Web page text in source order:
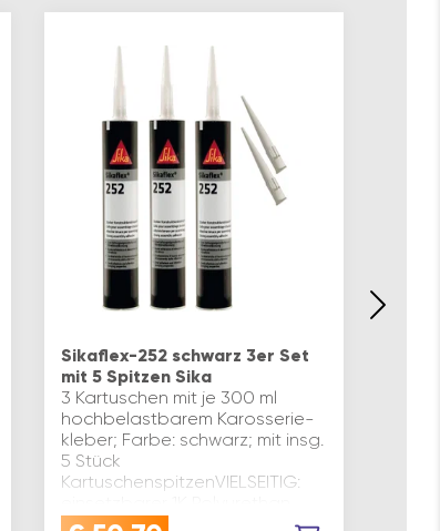
Sikaflex-252 schwarz 3er Set
mit 5 Spitzen Sika
3 Kartuschen mit je 300 ml
hochbelastbarem Karosserie-
kleber; Farbe: schwarz; mit insg.
5 Stück
KartuschenspitzenVIELSEITIG:
Konstruktionsklebstoff.VORTEILE: